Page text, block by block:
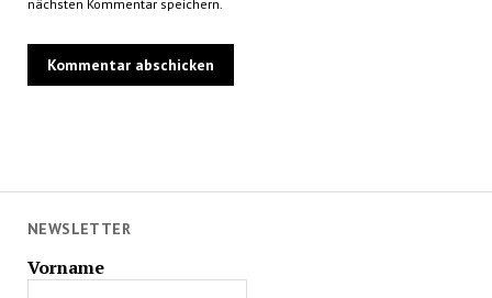
NEWSLETTER
Vorname
nächsten Kommentar speichern.